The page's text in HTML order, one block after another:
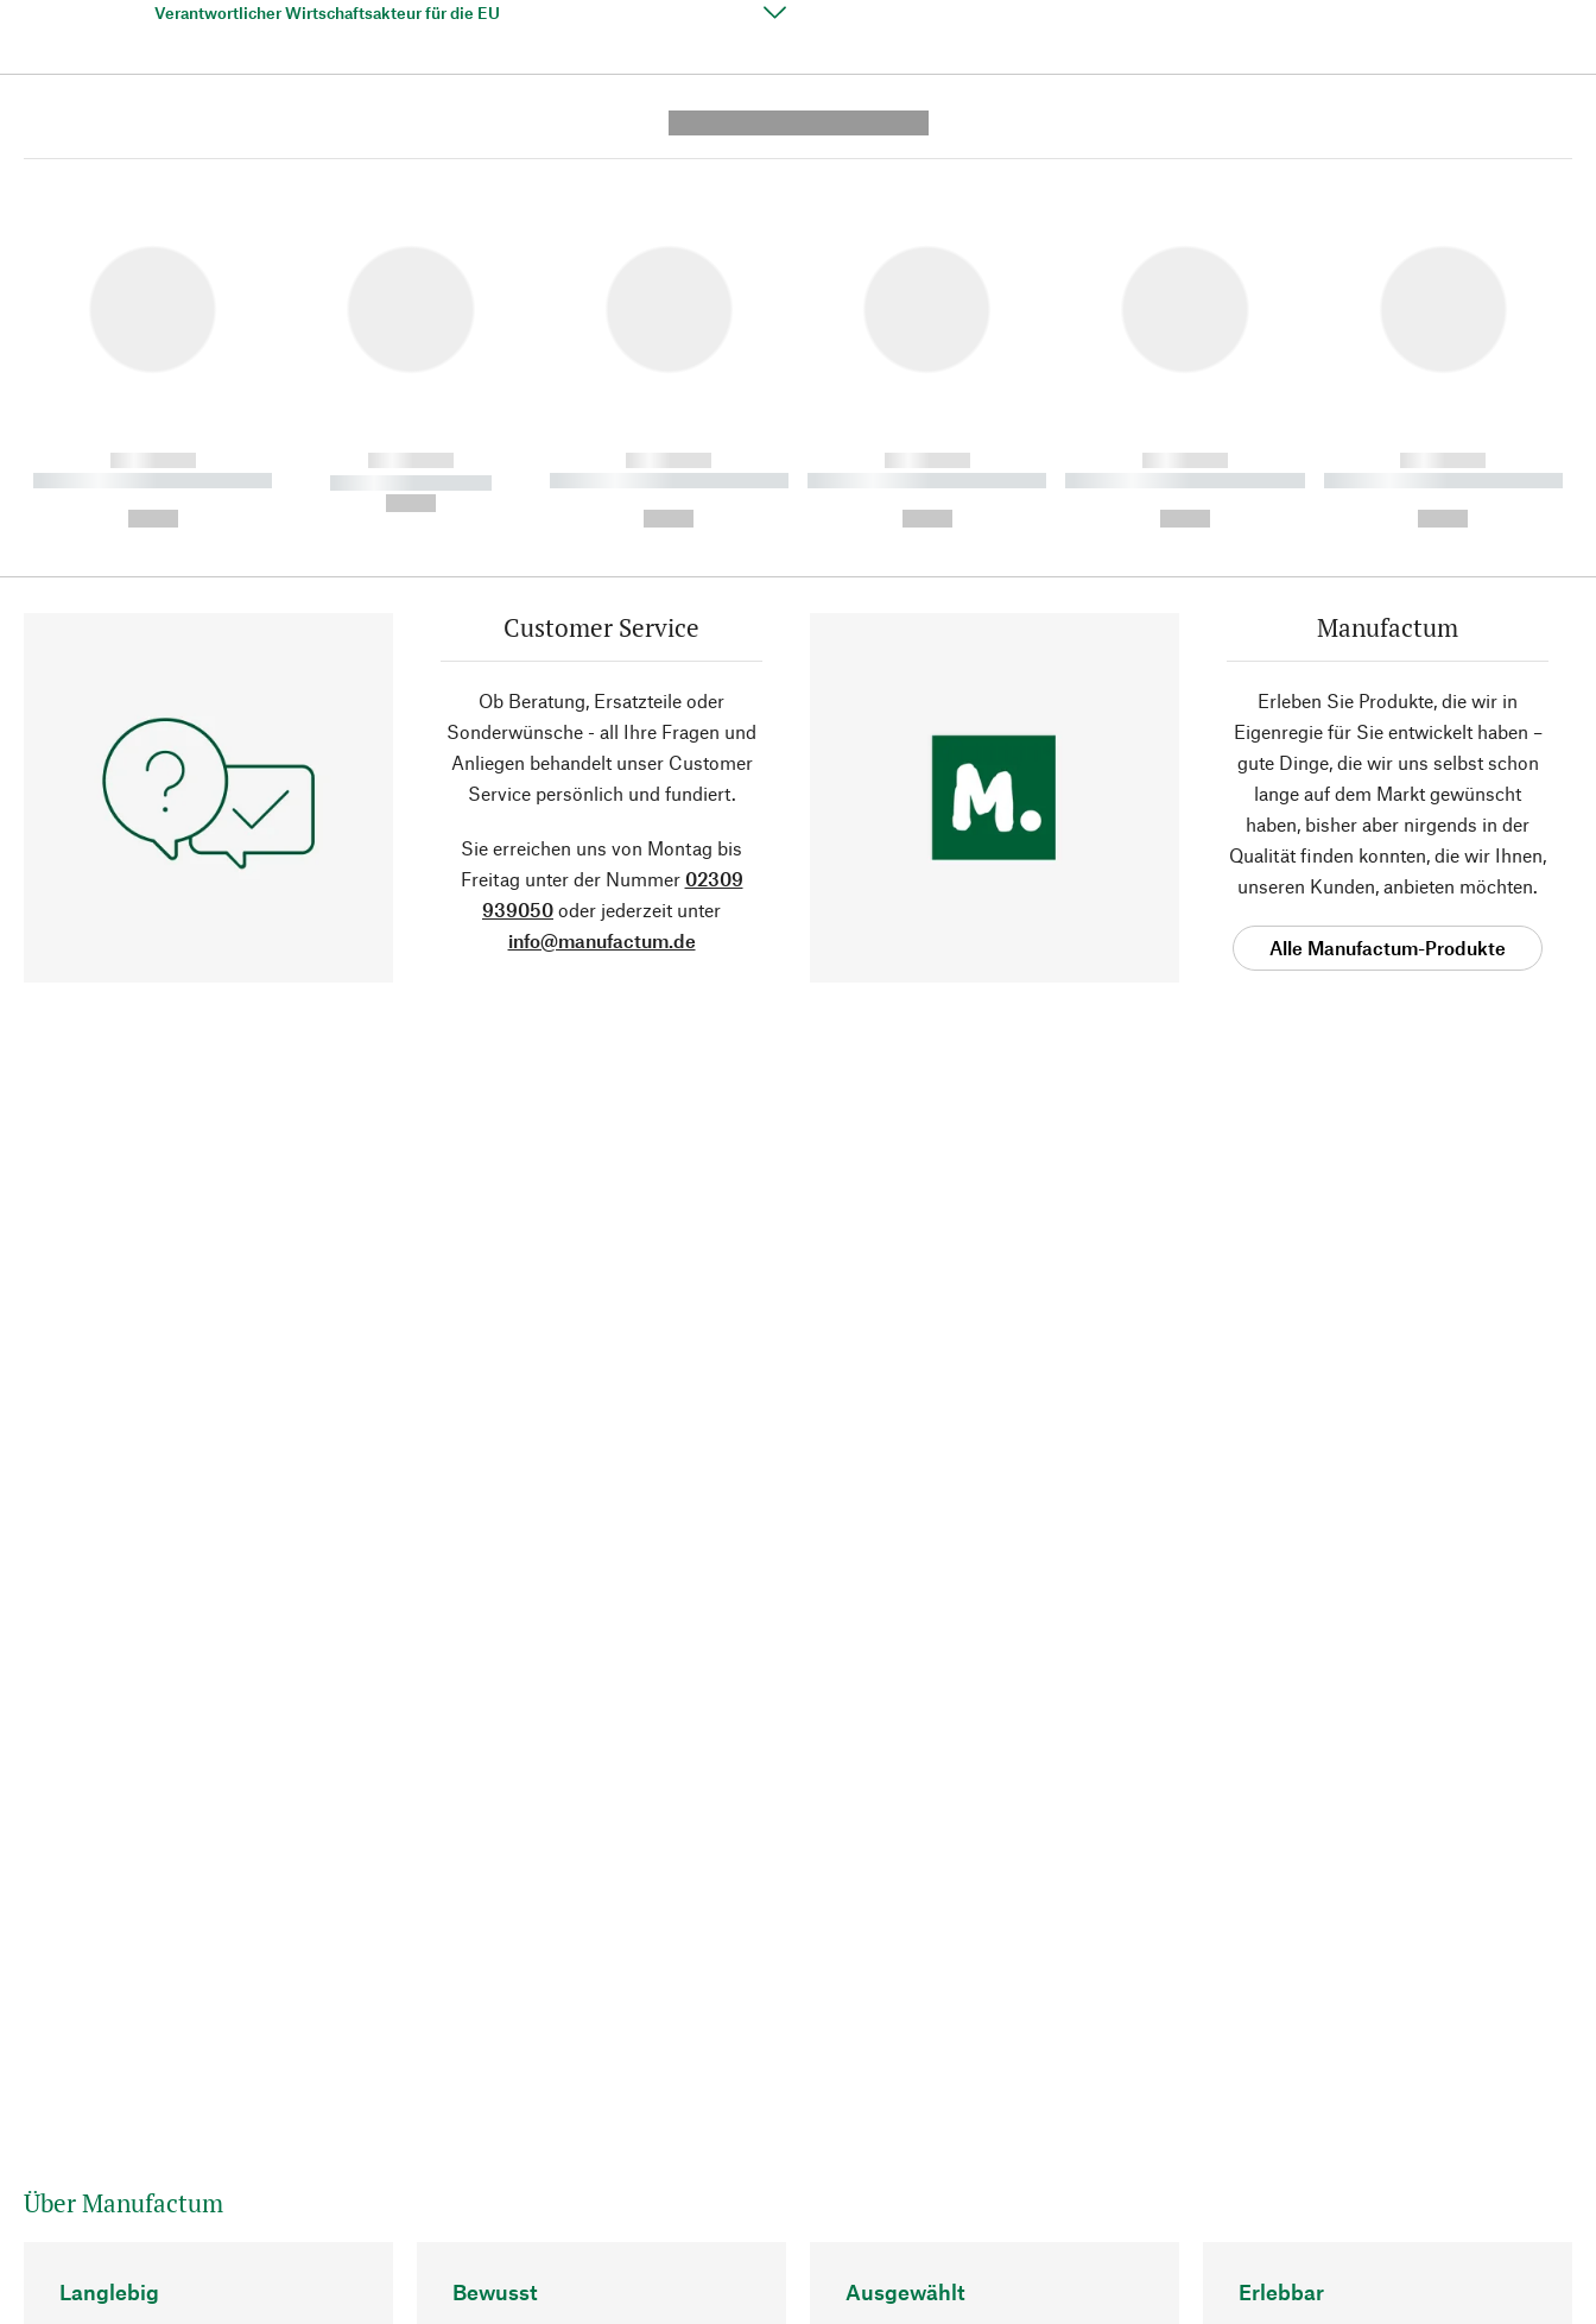
Verantwortlicher Wirtschaftsakteur für die EU
------------
----------- ----------- ----------
------------
----------- -----------
------------
----------- ----------- ----------
------------
----------- ----------- ----------
------------
----------- ----------- ----------
------------
----------- ----------- ----------
Customer Service
Ob Beratung, Ersatzteile oder
Sonderwünsche - all Ihre Fragen und
Anliegen behandelt unser Customer
Service persönlich und fundiert.
Sie erreichen uns von Montag bis
Freitag unter der Nummer 02309
939050 oder jederzeit unter
info@manufactum.de
Manufactum
Erleben Sie Produkte, die wir in
Eigenregie für Sie entwickelt haben –
gute Dinge, die wir uns selbst schon
lange auf dem Markt gewünscht
haben, bisher aber nirgends in der
Qualität finden konnten, die wir Ihnen,
unseren Kunden, anbieten möchten.
Alle Manufactum-Produkte
Über Manufactum
Langlebig Bewusst Ausgewählt Erlebbar